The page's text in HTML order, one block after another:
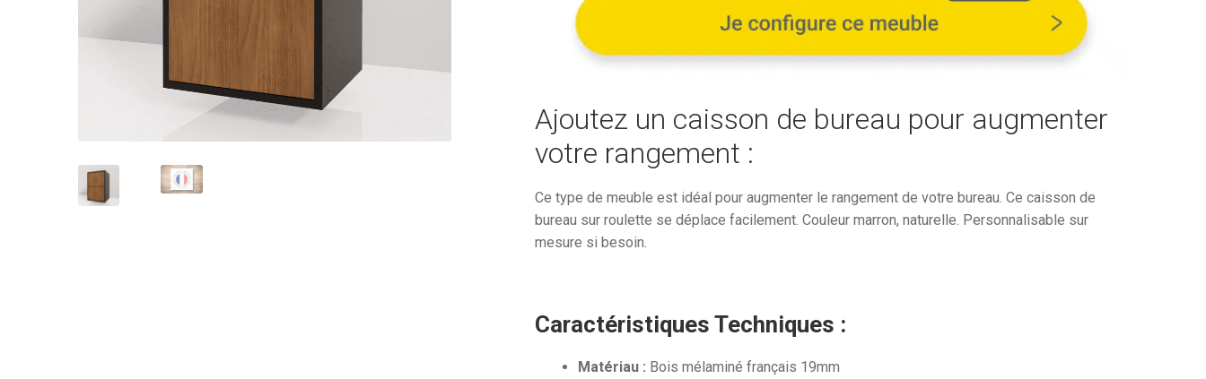
633,44€.481,42€.
Ajoutez un caisson de bureau pour augmenter
votre rangement :
Ce type de meuble est idéal pour augmenter le rangement de votre bureau. Ce caisson de
bureau sur roulette se déplace facilement. Couleur marron, naturelle. Personnalisable sur
mesure si besoin.
Caractéristiques Techniques :
Matériau : Bois mélaminé français 19mm